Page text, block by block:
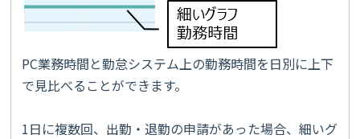
PC業務時間と勤怠システム上の勤務時間を日別に上下
で見比べることができます。
1日に複数回、出勤・退勤の申請があった場合、細いグ